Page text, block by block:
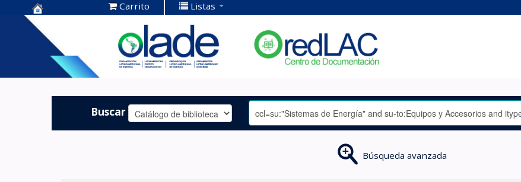
Centro de
Documentación
OLADE -
Carrito Listas
Buscar
Búsqueda avanzada